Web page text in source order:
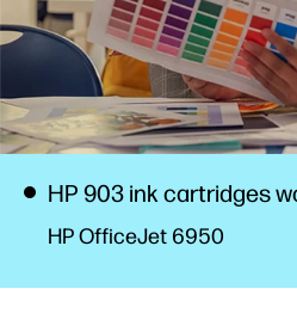
HP 903 ink cartridges
HP OfficeJet 6950